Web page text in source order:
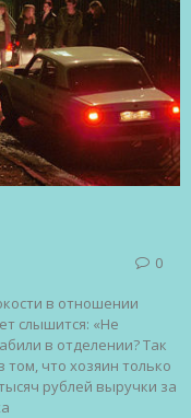
0
в отношении
слышится: «Не
в отделении? Так
том, что хозяин только
рублей выручки за